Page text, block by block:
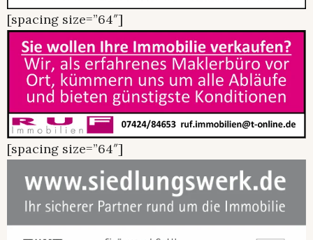
[spacing size=”64″]
[spacing size=”64″]